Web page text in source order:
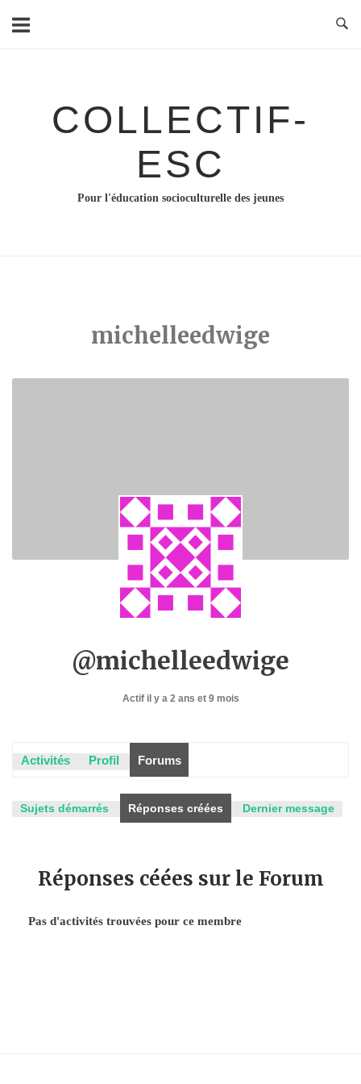
COLLECTIF-
ESC
Pour l'éducation socioculturelle des jeunes
michelleedwige
@michelleedwige
Actif il y a 2 ans et 9 mois
Activités Profil Forums
Sujets démarrés Réponses créées Dernier message
Réponses céées sur le Forum
Pas d'activités trouvées pour ce membre